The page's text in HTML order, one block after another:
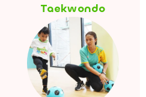
Taekwondo